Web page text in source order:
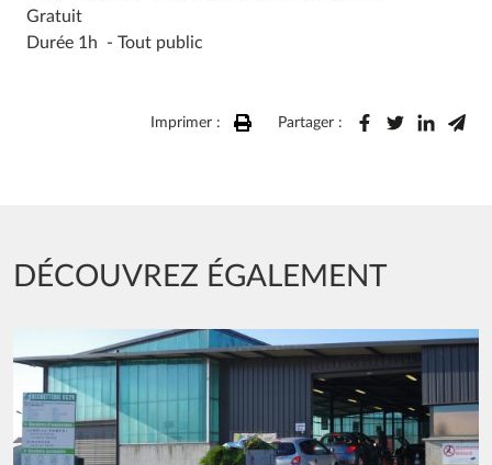
Gratuit
Durée 1h - Tout public
Imprimer : Partager :
DÉCOUVREZ ÉGALEMENT